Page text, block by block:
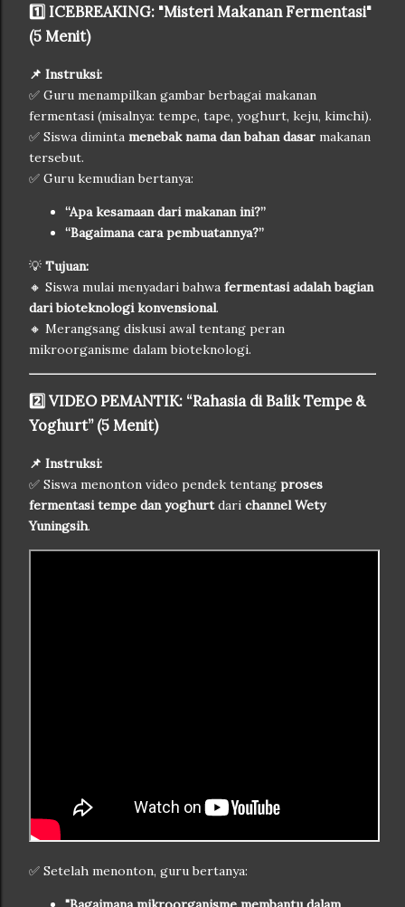
1️⃣ ICEBREAKING: "Misteri Makanan Fermentasi"
(5 Menit)
📌 Instruksi:
✅ Guru menampilkan gambar berbagai makanan
fermentasi (misalnya: tempe, tape, yoghurt, keju, kimchi).
✅ Siswa diminta menebak nama dan bahan dasar makanan
tersebut.
✅ Guru kemudian bertanya:
“Apa kesamaan dari makanan ini?”
“Bagaimana cara pembuatannya?”
💡 Tujuan:
🔸 Siswa mulai menyadari bahwa fermentasi adalah bagian
dari bioteknologi konvensional.
🔸 Merangsang diskusi awal tentang peran
mikroorganisme dalam bioteknologi.
2️⃣ VIDEO PEMANTIK: “Rahasia di Balik Tempe &
Yoghurt” (5 Menit)
📌 Instruksi:
✅ Siswa menonton video pendek tentang proses
fermentasi tempe dan yoghurtdari channel Wety
Yuningsih.
✅ Setelah menonton, guru bertanya: